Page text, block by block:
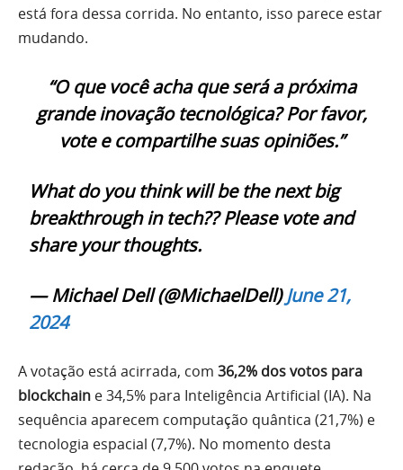
está fora dessa corrida. No entanto, isso parece estar
mudando.
“O que você acha que será a próxima
grande inovação tecnológica? Por favor,
vote e compartilhe suas opiniões.”
What do you think will be the next big
breakthrough in tech?? Please vote and
share your thoughts.
— Michael Dell (@MichaelDell)June 21,
2024
A votação está acirrada, com 36,2% dos votos para
blockchain e 34,5% para Inteligência Artificial (IA). Na
sequência aparecem computação quântica (21,7%) e
tecnologia espacial (7,7%). No momento desta